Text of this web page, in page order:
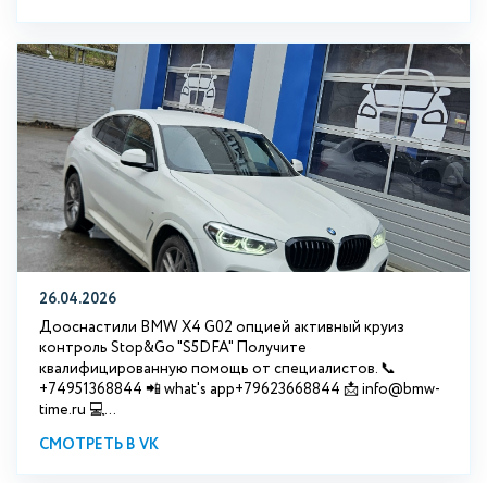
26.04.2026
Дооснастили BMW X4 G02 опцией активный круиз
контроль Stop&Go "S5DFA" Получите
квалифицированную помощь от специалистов. 📞
+74951368844 📲 what's app+79623668844 📩 info@bmw-
time.ru 💻...
СМОТРЕТЬ В VK